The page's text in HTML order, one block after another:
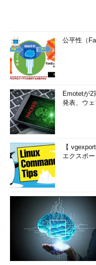
公平性（
Emotetが
発表、ウェ
【
エクスポ